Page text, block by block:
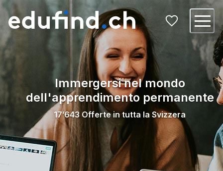
Immergersi nel mondo
dell'apprendimento permanente
17’643 Offerte in tutta la Svizzera